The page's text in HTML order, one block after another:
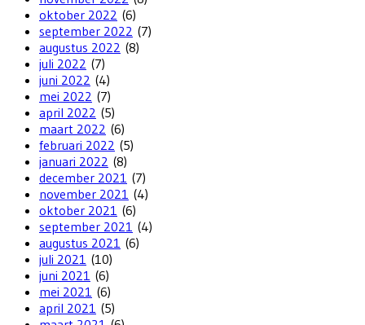
oktober 2022 (6)
september 2022 (7)
augustus 2022 (8)
juli 2022 (7)
juni 2022 (4)
mei 2022 (7)
april 2022 (5)
maart 2022 (6)
februari 2022 (5)
januari 2022 (8)
december 2021 (7)
november 2021 (4)
oktober 2021 (6)
september 2021 (4)
augustus 2021 (6)
juli 2021 (10)
juni 2021 (6)
mei 2021 (6)
april 2021 (5)